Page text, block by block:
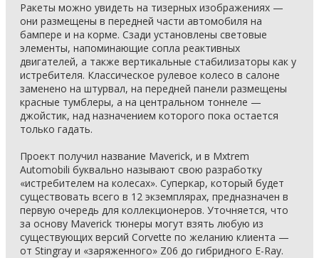
Ракеты можно увидеть на тизерных изображениях —
они размещены в передней части автомобиля на
бампере и на корме. Сзади установлены световые
элементы, напоминающие сопла реактивных
двигателей, а также вертикальные стабилизаторы как у
истребителя. Классическое рулевое колесо в салоне
заменено на штурвал, на передней панели размещены
красные тумблеры, а на центральном тоннеле —
джойстик, над назначением которого пока остается
только гадать.
Проект получил название Maverick, и в Mxtrem
Automobili буквально называют свою разработку
«истребителем на колесах». Суперкар, который будет
существовать всего в 12 экземплярах, предназначен в
первую очередь для коллекционеров. Уточняется, что
за основу Maverick тюнеры могут взять любую из
существующих версий Corvette по желанию клиента —
от Stingray и «заряженного» Z06 до гибридного E-Ray.